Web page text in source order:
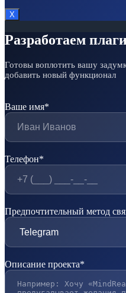
Х
Разработаем
Готовы воплотить вашу
добавить новый функционал
Ваше имя*
Телефон*
Предпочтительный метод
Описание проекта*